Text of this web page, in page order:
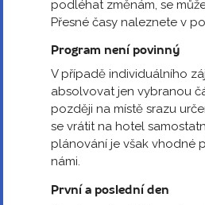
podléhat změnám, se
Přesné časy naleznete v
Program není povinný
V případě individuálního
absolvovat jen vybranou
později na místě srazu
se vrátit na hotel
plánování je však vhodné
námi.
První a poslední den